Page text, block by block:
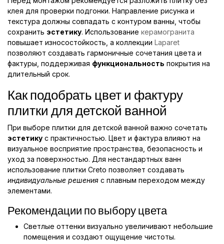
клея для проверки подгонки. Направление рисунка и
текстура должны совпадать с контуром ванны, чтобы
сохранить эстетику. Использование керамогранита
повышает износостойкость, а коллекции Laparet
позволяют создавать гармоничные сочетания цвета и
фактуры, поддерживая функциональность покрытия на
длительный срок.
Как подобрать цвет и фактуру
плитки для детской ванной
При выборе плитки для детской ванной важно сочетать
эстетику с практичностью. Цвет и фактура влияют на
визуальное восприятие пространства, безопасность и
уход за поверхностью. Для нестандартных ванн
использование плитки Creto позволяет создавать
индивидуальные решения с плавным переходом между
элементами.
Рекомендации по выбору цвета
Светлые оттенки визуально увеличивают небольшие
помещения и создают ощущение чистоты.